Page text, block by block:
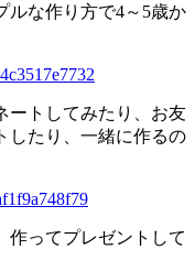
ルな作り方で4～5歳か
ートしてみたり、お友
したり、一緒に作るの
作ってプレゼントして